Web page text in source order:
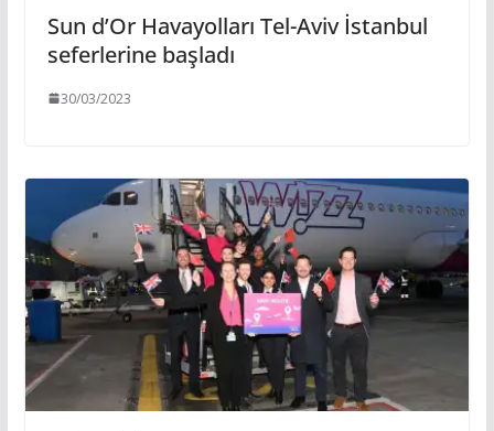
Sun d’Or Havayolları Tel-Aviv İstanbul
seferlerine başladı
30/03/2023